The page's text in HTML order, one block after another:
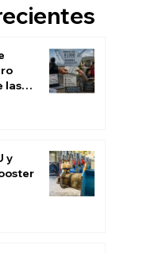
las
y